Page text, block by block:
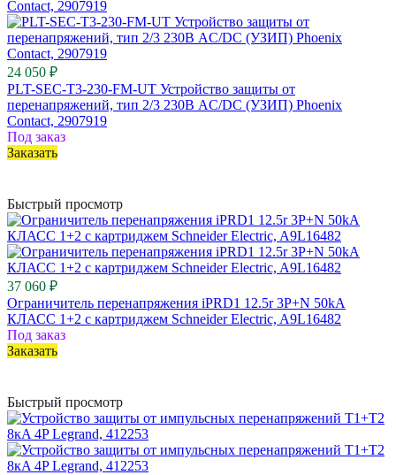
24 050 ₽
PLT-SEC-T3-230-FM-UT Устройство защиты от
перенапряжений, тип 2/3 230В AC/DC (УЗИП) Phoenix
Contact, 2907919
Под заказ
Заказать
Быстрый просмотр
37 060 ₽
Ограничитель перенапряжения iPRD1 12.5r 3P+N 50kA
КЛАСС 1+2 с картриджем Schneider Electric, A9L16482
Под заказ
Заказать
Быстрый просмотр